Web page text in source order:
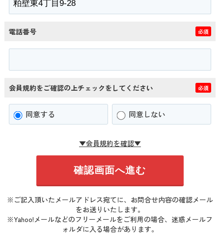
電話番号 必須
会員規約をご確認の上チェックをしてください 必須
同意する 同意しない
▼会員規約を確認▼
※ご記入頂いたメールアドレス宛てに、お問合せ内容の確認メール
をお送りいたします。
※Yahoo!メールなどのフリーメールをご利用の場合、迷惑メールフ
ォルダに入る場合があります。